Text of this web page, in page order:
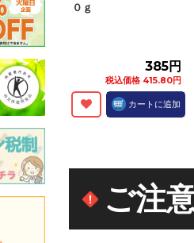
０ｇ
385円
税込価格 415.80円
カートに追加
ご注